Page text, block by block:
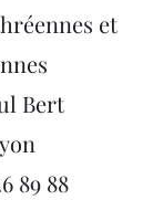
et
Bert
89 88